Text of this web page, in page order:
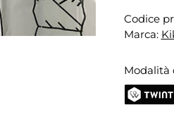
Codice
Marca:
Modalità